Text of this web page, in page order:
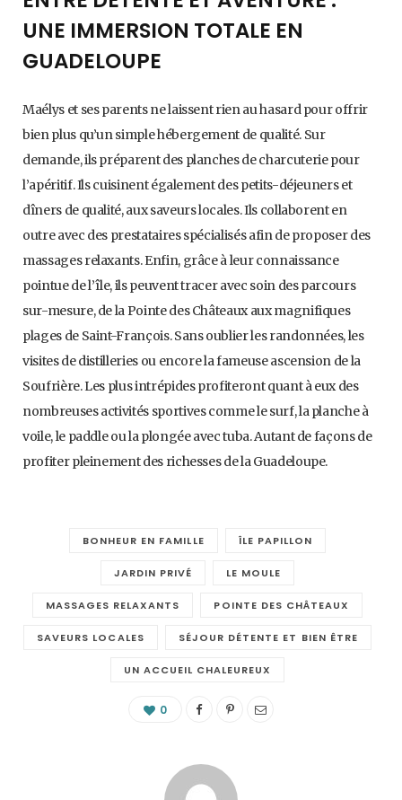
UNE IMMERSION TOTALE EN
GUADELOUPE
Maélys et ses parents ne laissent rien au hasard pour offrir
bien plus qu’un simple hébergement de qualité. Sur
demande, ils préparent des planches de charcuterie pour
l’apéritif. Ils cuisinent également des petits-déjeuners et
dîners de qualité, aux saveurs locales. Ils collaborent en
outre avec des prestataires spécialisés afin de proposer des
massages relaxants. Enfin, grâce à leur connaissance
pointue de l’île, ils peuvent tracer avec soin des parcours
sur-mesure, de la Pointe des Châteaux aux magnifiques
plages de Saint-François. Sans oublier les randonnées, les
visites de distilleries ou encore la fameuse ascension de la
Soufrière. Les plus intrépides profiteront quant à eux des
nombreuses activités sportives comme le surf, la planche à
voile, le paddle ou la plongée avec tuba. Autant de façons de
profiter pleinement des richesses de la Guadeloupe.
BONHEUR EN FAMILLE ÎLE PAPILLON
JARDIN PRIVÉ LE MOULE
MASSAGES RELAXANTS POINTE DES CHÂTEAUX
SAVEURS LOCALES SÉJOUR DÉTENTE ET BIEN ÊTRE
UN ACCUEIL CHALEUREUX
0